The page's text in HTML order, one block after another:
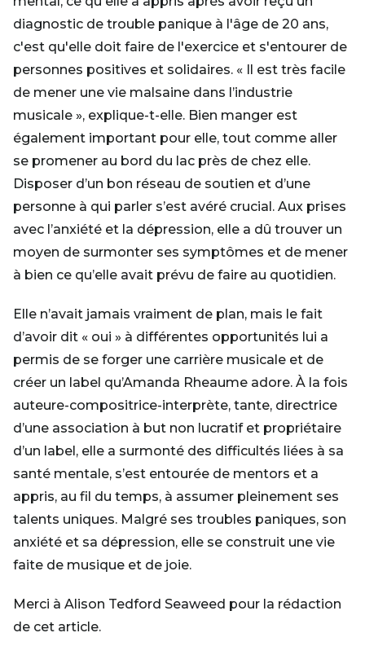
diagnostic de trouble panique à l'âge de 20 ans,
c'est qu'elle doit faire de l'exercice et s'entourer de
personnes positives et solidaires. « Il est très facile
de mener une vie malsaine dans l’industrie
musicale », explique-t-elle. Bien manger est
également important pour elle, tout comme aller
se promener au bord du lac près de chez elle.
Disposer d’un bon réseau de soutien et d’une
personne à qui parler s’est avéré crucial. Aux prises
avec l’anxiété et la dépression, elle a dû trouver un
moyen de surmonter ses symptômes et de mener
à bien ce qu’elle avait prévu de faire au quotidien.
Elle n’avait jamais vraiment de plan, mais le fait
d’avoir dit « oui » à différentes opportunités lui a
permis de se forger une carrière musicale et de
créer un label qu’Amanda Rheaume adore. À la fois
auteure-compositrice-interprète, tante, directrice
d’une association à but non lucratif et propriétaire
d’un label, elle a surmonté des difficultés liées à sa
santé mentale, s’est entourée de mentors et a
appris, au fil du temps, à assumer pleinement ses
talents uniques. Malgré ses troubles paniques, son
anxiété et sa dépression, elle se construit une vie
faite de musique et de joie.
Merci à Alison Tedford Seaweed pour la rédaction
de cet article.